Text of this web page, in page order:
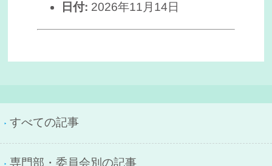
すべての記事
専門部・委員会別の記事
日付: 2026年11月14日